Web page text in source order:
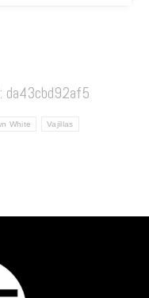
da43cbd92af5
White Vajillas